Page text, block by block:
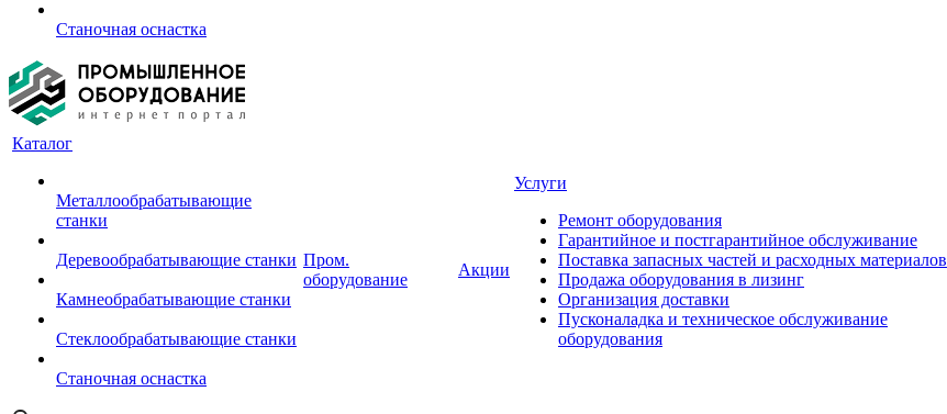
Станочная оснастка
Каталог
Металлообрабатывающие
станки
Деревообрабатывающие станки
Камнеобрабатывающие станки
Стеклообрабатывающие станки
Станочная оснастка
Пром.
оборудование
Акции
Услуги
Ремонт оборудования
Гарантийное и постгарантийное обслуживание
Поставка запасных частей и расходных материалов
Продажа оборудования в лизинг
Организация доставки
Пусконаладка и техническое обслуживание
оборудования